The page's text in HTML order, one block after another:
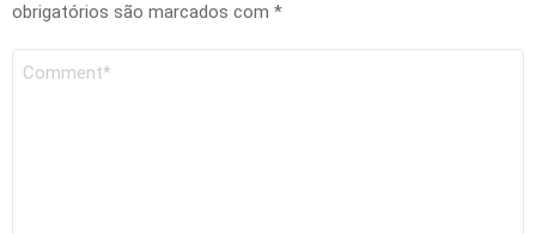
obrigatórios são marcados com *